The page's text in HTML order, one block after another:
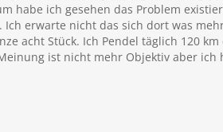
habe ich gesehen das Problem
erwarte nicht das sich dort was
acht Stück. Ich Pendel täglich 120
ist nicht mehr Objektiv aber